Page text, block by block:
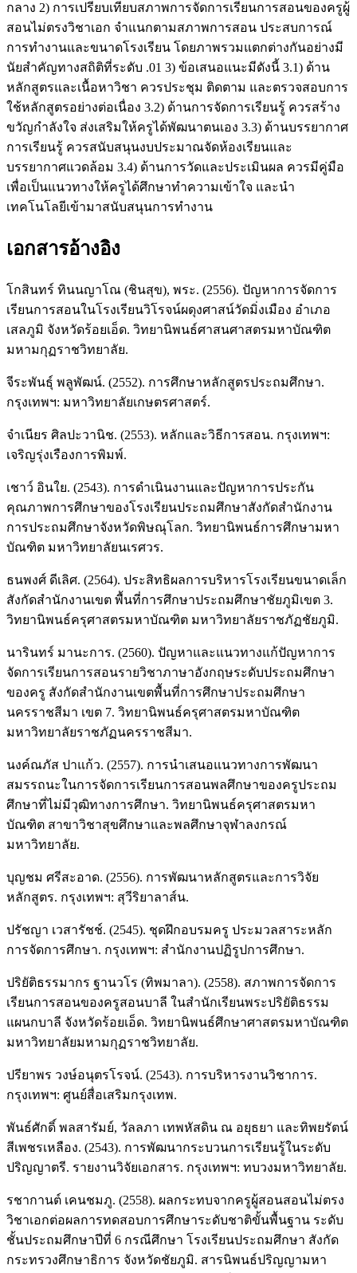
กลาง 2) การเปรียบเทียบสภาพการจัดการเรียนการสอนของครูผู้
สอนไม่ตรงวิชาเอก จำแนกตามสภาพการสอน ประสบการณ์
การทำงานและขนาดโรงเรียน โดยภาพรวมแตกต่างกันอย่างมี
นัยสำคัญทางสถิติที่ระดับ .01 3) ข้อเสนอแนะมีดังนี้ 3.1) ด้าน
หลักสูตรและเนื้อหาวิชา ควรประชุม ติดตาม และตรวจสอบการ
ใช้หลักสูตรอย่างต่อเนื่อง 3.2) ด้านการจัดการเรียนรู้ ควรสร้าง
ขวัญกำลังใจ ส่งเสริมให้ครูได้พัฒนาตนเอง 3.3) ด้านบรรยากาศ
การเรียนรู้ ควรสนับสนุนงบประมาณจัดห้องเรียนและ
บรรยากาศแวดล้อม 3.4) ด้านการวัดและประเมินผล ควรมีคู่มือ
เพื่อเป็นแนวทางให้ครูได้ศึกษาทำความเข้าใจ และนำ
เทคโนโลยีเข้ามาสนับสนุนการทำงาน
เอกสารอ้างอิง
โกสินทร์ ทินนญาโณ (ชินสุข), พระ. (2556). ปัญหาการจัดการ
เรียนการสอนในโรงเรียนวิโรจน์ผดุงศาสน์วัดมิ่งเมือง อำเภอ
เสลภูมิ จังหวัดร้อยเอ็ด. วิทยานิพนธ์ศาสนศาสตรมหาบัณฑิต
มหามกุฏราชวิทยาลัย.
จีระพันธุ์ พลูพัฒน์. (2552). การศึกษาหลักสูตรประถมศึกษา.
กรุงเทพฯ: มหาวิทยาลัยเกษตรศาสตร์.
จำเนียร ศิลปะวานิช. (2553). หลักและวิธีการสอน. กรุงเทพฯ:
เจริญรุ่งเรืองการพิมพ์.
เชาว์ อินใย. (2543). การดำเนินงานและปัญหาการประกัน
คุณภาพการศึกษาของโรงเรียนประถมศึกษาสังกัดสำนักงาน
การประถมศึกษาจังหวัดพิษณุโลก. วิทยานิพนธ์การศึกษามหา
บัณฑิต มหาวิทยาลัยนเรศวร.
ธนพงศ์ ดีเลิศ. (2564). ประสิทธิผลการบริหารโรงเรียนขนาดเล็ก
สังกัดสำนักงานเขต พื้นที่การศึกษาประถมศึกษาชัยภูมิเขต 3.
วิทยานิพนธ์ครุศาสตรมหาบัณฑิต มหาวิทยาลัยราชภัฏชัยภูมิ.
นารินทร์ มานะการ. (2560). ปัญหาและแนวทางแก้ปัญหาการ
จัดการเรียนการสอนรายวิชาภาษาอังกฤษระดับประถมศึกษา
ของครู สังกัดสำนักงานเขตพื้นที่การศึกษาประถมศึกษา
นครราชสีมา เขต 7. วิทยานิพนธ์ครุศาสตรมหาบัณฑิต
มหาวิทยาลัยราชภัฏนครราชสีมา.
นงค์ณภัส ปาแก้ว. (2557). การนำเสนอแนวทางการพัฒนา
สมรรถนะในการจัดการเรียนการสอนพลศึกษาของครูประถม
ศึกษาที่ไม่มีวุฒิทางการศึกษา. วิทยานิพนธ์ครุศาสตรมหา
บัณฑิต สาขาวิชาสุขศึกษาและพลศึกษาจุฬาลงกรณ์
มหาวิทยาลัย.
บุญชม ศรีสะอาด. (2556). การพัฒนาหลักสูตรและการวิจัย
หลักสูตร. กรุงเทพฯ: สุวีริยาลาส์น.
ปรัชญา เวสารัชช์. (2545). ชุดฝึกอบรมครู ประมวลสาระหลัก
การจัดการศึกษา. กรุงเทพฯ: สำนักงานปฏิรูปการศึกษา.
ปริยัติธรรมากร ฐานวโร (ทิพมาลา). (2558). สภาพการจัดการ
เรียนการสอนของครูสอนบาลี ในสำนักเรียนพระปริยัติธรรม
แผนกบาลี จังหวัดร้อยเอ็ด. วิทยานิพนธ์ศึกษาศาสตรมหาบัณฑิต
มหาวิทยาลัยมหามกุฏราชวิทยาลัย.
ปรียาพร วงษ์อนุตรโรจน์. (2543). การบริหารงานวิชาการ.
กรุงเทพฯ: ศูนย์สื่อเสริมกรุงเทพ.
พันธ์ศักดิ์ พลสารัมย์, วัลลภา เทพหัสดิน ณ อยุธยา และทิพยรัตน์
สีเพชรเหลือง. (2543). การพัฒนากระบวนการเรียนรู้ในระดับ
ปริญญาตรี. รายงานวิจัยเอกสาร. กรุงเทพฯ: ทบวงมหาวิทยาลัย.
รชากานต์ เคนชมภู. (2558). ผลกระทบจากครูผู้สอนสอนไม่ตรง
วิชาเอกต่อผลการทดสอบการศึกษาระดับชาติขั้นพื้นฐาน ระดับ
ชั้นประถมศึกษาปีที่ 6 กรณีศึกษา โรงเรียนประถมศึกษา สังกัด
กระทรวงศึกษาธิการ จังหวัดชัยภูมิ. สารนิพนธ์ปริญญามหา